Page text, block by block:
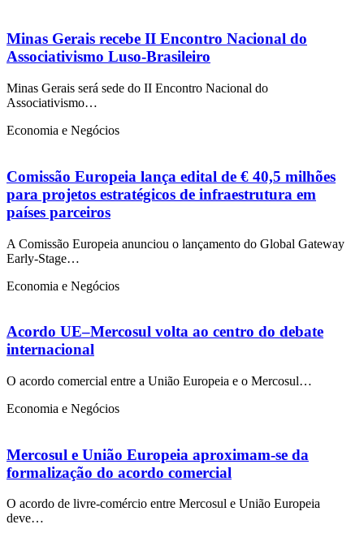
Minas Gerais recebe II Encontro Nacional do
Associativismo Luso-Brasileiro
Minas Gerais será sede do II Encontro Nacional do
Associativismo…
Economia e Negócios
Comissão Europeia lança edital de € 40,5 milhões
para projetos estratégicos de infraestrutura em
países parceiros
A Comissão Europeia anunciou o lançamento do Global Gateway
Early-Stage…
Economia e Negócios
Acordo UE–Mercosul volta ao centro do debate
internacional
O acordo comercial entre a União Europeia e o Mercosul…
Economia e Negócios
Mercosul e União Europeia aproximam-se da
formalização do acordo comercial
O acordo de livre-comércio entre Mercosul e União Europeia
deve…